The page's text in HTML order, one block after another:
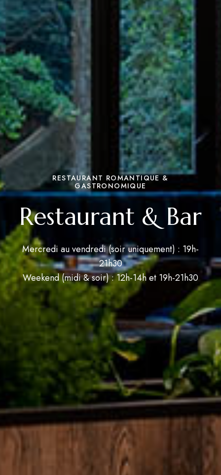
RESTAURANT ROMANTIQUE &
GASTRONOMIQUE
Restaurant & Bar
Mercredi au vendredi (soir uniquement) : 19h-
21h30
Weekend (midi & soir) : 12h-14h et 19h-21h30